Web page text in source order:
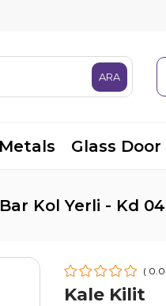
Metals Glass
Kol Yerli - Kd
0.0
Kale Kilit